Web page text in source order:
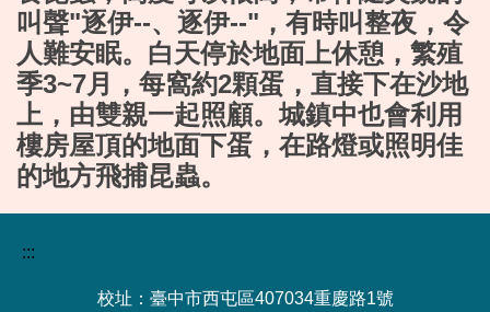
叫聲"逐伊--、逐伊--"，有時叫整夜，令
人難安眠。白天停於地面上休憩，繁殖
季3~7月，每窩約2顆蛋，直接下在沙地
上，由雙親一起照顧。城鎮中也會利用
樓房屋頂的地面下蛋，在路燈或照明佳
的地方飛捕昆蟲。
:::
校址：臺中市西屯區407034重慶路1號